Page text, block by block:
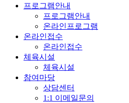
프로그램안내
프로그램안내
온라인프로그램
온라인접수
온라인접수
체육시설
체육시설
참여마당
상담센터
1:1 이메일문의